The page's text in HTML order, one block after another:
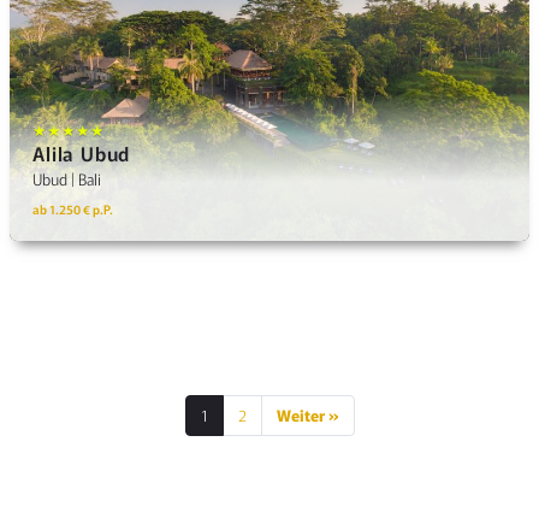
★★★★★
Alila Ubud
Ubud | Bali
ab 1.250 € p.P.
1 2 Weiter »